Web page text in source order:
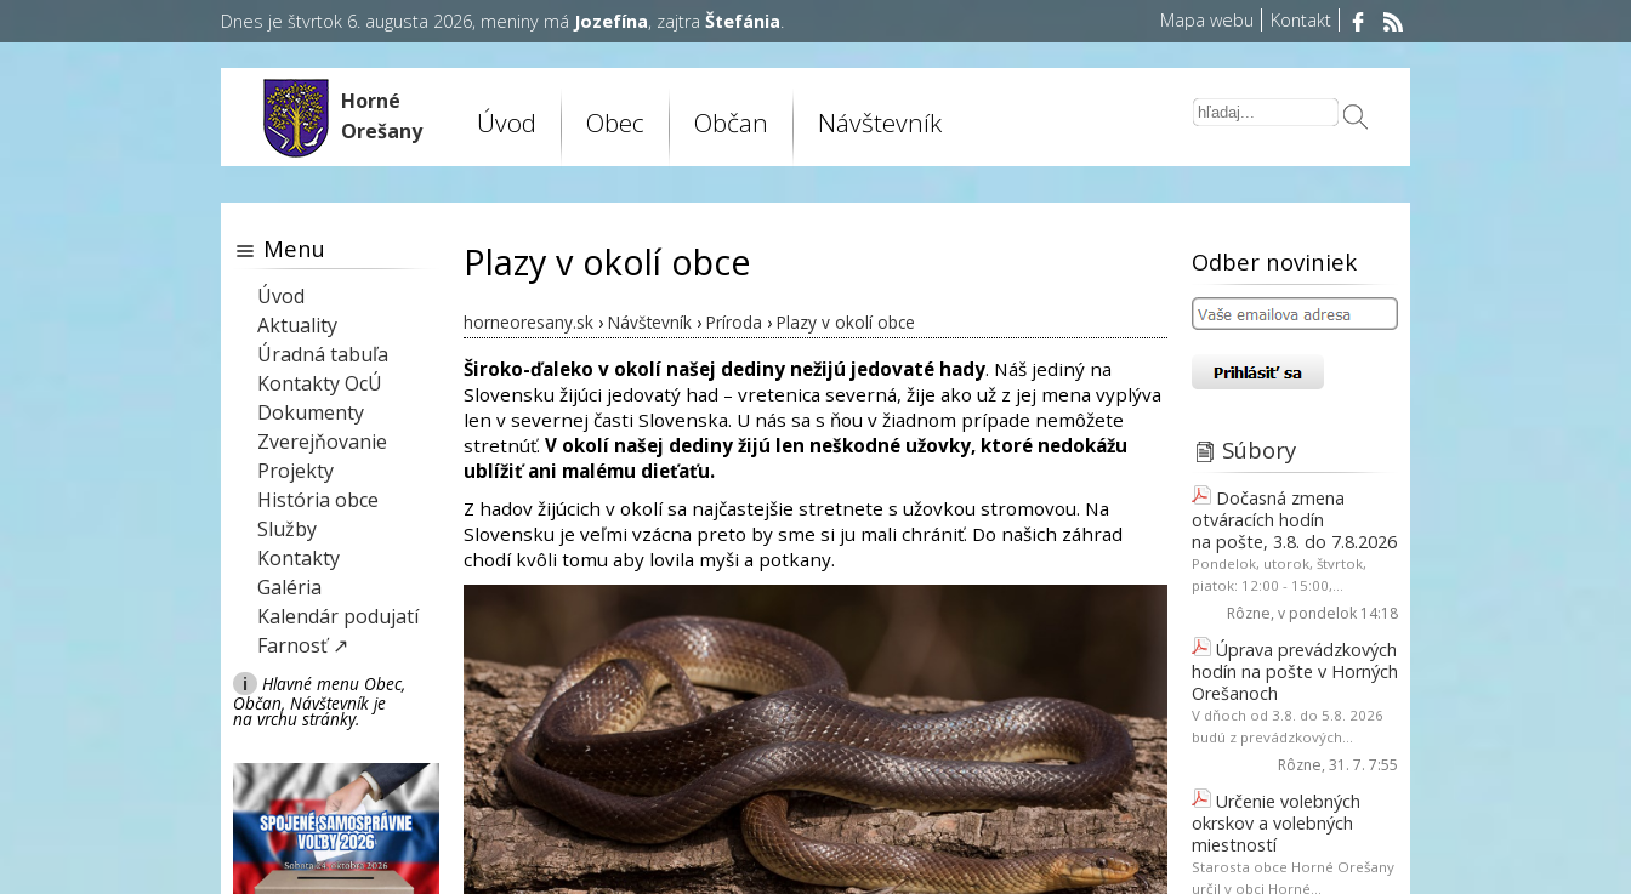
Dnes je štvrtok 6. augusta 2026, meniny má Jozefína, zajtra Štefánia. Mapa webu Kontakt
Horné
Orešany
Úvod Obec Občan Návštevník
Plazy v okolí obce
horneoresany.sk › Návštevník › Príroda › Plazy v okolí obce
Široko-ďaleko v okolí našej dediny nežijú jedovaté hady. Náš jediný na
Slovensku žijúci jedovatý had – vretenica severná, žije ako už z jej mena vyplýva
len v severnej časti Slovenska. U nás sa s ňou v žiadnom prípade nemôžete
stretnúť. V okolí našej dediny žijú len neškodné užovky, ktoré nedokážu
ublížiť ani malému dieťaťu.
Z hadov žijúcich v okolí sa najčastejšie stretnete s užovkou stromovou. Na
Slovensku je veľmi vzácna preto by sme si ju mali chrániť. Do našich záhrad
chodí kvôli tomu aby lovila myši a potkany.
Menu
Úvod
Aktuality
Úradná tabuľa
Kontakty OcÚ
Dokumenty
Zverejňovanie
Projekty
História obce
Služby
Kontakty
Galéria
Kalendár podujatí
Farnosť ↗
i
Hlavné menu Obec,
Občan, Návštevník je
na vrchu stránky.
Odber noviniek
Súbory
Dočasná zmena
otváracích hodín
na pošte, 3.8. do 7.8.2026
Pondelok, utorok, štvrtok,
piatok: 12:00 - 15:00,...
Rôzne, v pondelok 14:18
Úprava prevádzkových
hodín na pošte v Horných
Orešanoch
V dňoch od 3.8. do 5.8. 2026
budú z prevádzkových...
Rôzne, 31. 7. 7:55
Určenie volebných
okrskov a volebných
miestností
Starosta obce Horné Orešany
určil v obci Horné...